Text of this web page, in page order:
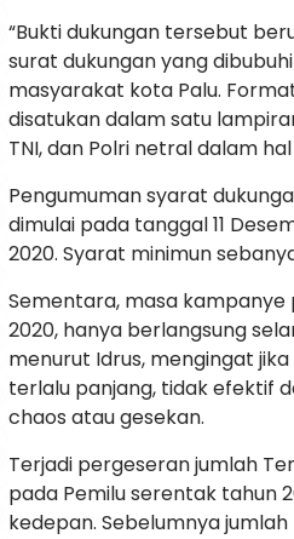
“Bukti dukungan tersebut
surat dukungan yang
masyarakat kota Palu.
disatukan dalam satu
TNI, dan Polri netral dalam hal
Pengumuman syarat
dimulai pada tanggal 11
2020. Syarat minimun
Sementara, masa
2020, hanya berlangsung
menurut Idrus, mengingat
terlalu panjang, tidak efektif
chaos atau gesekan.
Terjadi pergeseran jumlah
pada Pemilu serentak tahun
kedepan. Sebelumnya jumlah